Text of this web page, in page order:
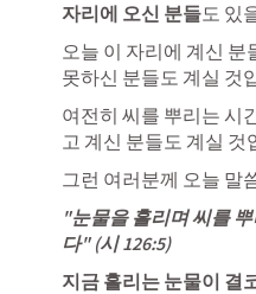
자리에 오신 분들도 있
오늘 이 자리에 계신 분
못하신 분들도 계실 것
여전히 씨를 뿌리는 시
고 계신 분들도 계실 것
그런 여러분께 오늘 말
"눈물을 흘리며 씨를
다" (시 126:5)
지금 흘리는 눈물이 결